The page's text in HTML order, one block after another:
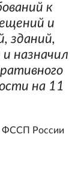
к
и
зданий,
назначил
на 11
ФССП России